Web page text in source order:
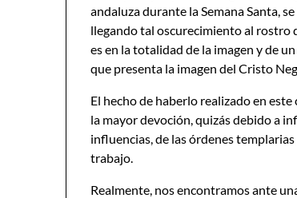
andaluza durante la Semana Santa,
llegando tal oscurecimiento al rostro
es en la totalidad de la imagen y de
que presenta la imagen del Cristo
El hecho de haberlo realizado en
la mayor devoción, quizás debido a
influencias, de las órdenes
trabajo.
Realmente, nos encontramos ante